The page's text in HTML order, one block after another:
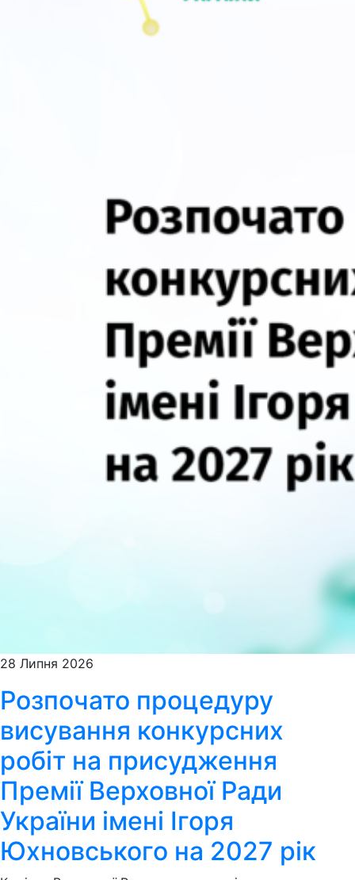
28 Липня 2026
Розпочато процедуру
висування конкурсних
робіт на присудження
Премії Верховної Ради
України імені Ігоря
Юхновського на 2027 рік